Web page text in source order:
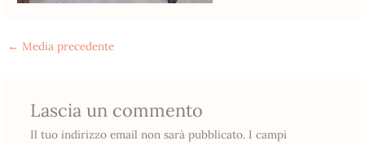
← Media precedente
Lascia un commento
Il tuo indirizzo email non sarà pubblicato. I campi